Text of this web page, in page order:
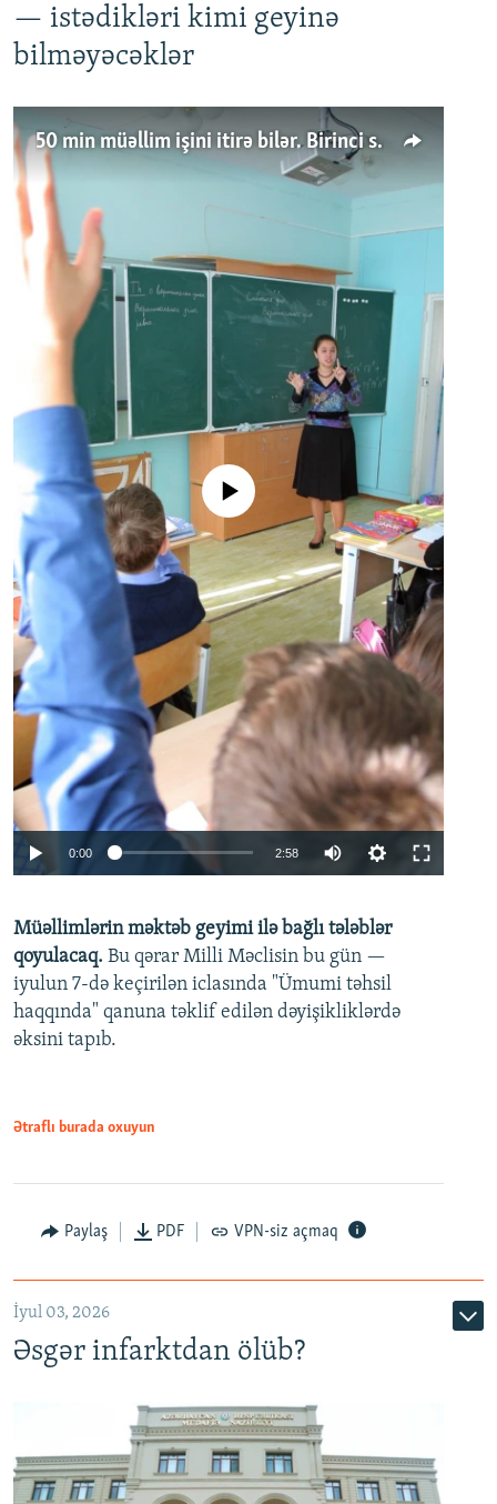
— istədikləri kimi geyinə
bilməyəcəklər
50 min müəllim işini itirə bilər. Birinci sinfə gedənlər azalır
Auto 240p 360p 480p
720p 1080p
No media source currently available
0:00 2:58
360p
480p
720p
Müəllimlərin məktəb geyimi ilə bağlı tələblər
qoyulacaq. Bu qərar Milli Məclisin bu gün —
iyulun 7-də keçirilən iclasında "Ümumi təhsil
haqqında" qanuna təklif edilən dəyişikliklərdə
əksini tapıb.
Ətraflı burada oxuyun
Paylaş PDF VPN-siz açmaq
İyul 03, 2026
Əsgər infarktdan ölüb?